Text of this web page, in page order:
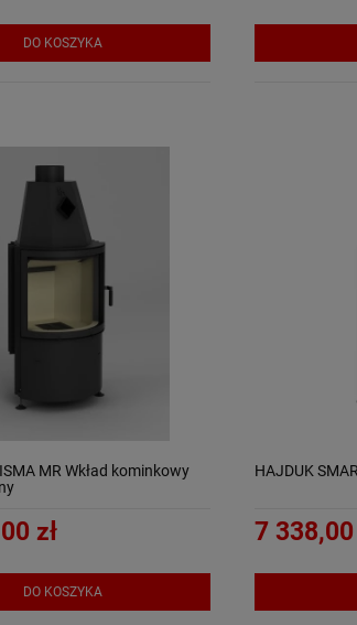
DO KOSZYKA
MR Wkład kominkowy
zł
DO KOSZYKA
HAJDUK
7 338,00